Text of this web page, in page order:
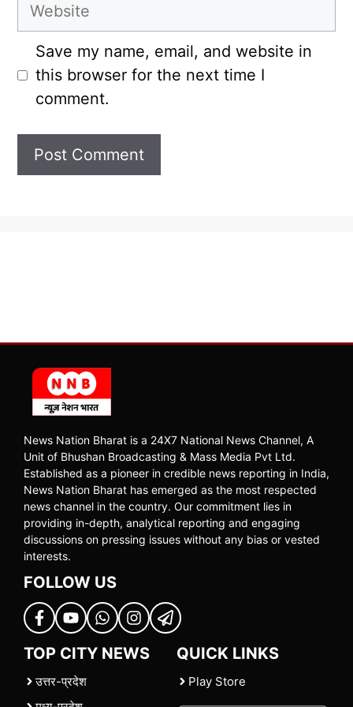
Save my name, email, and website in
this browser for the next time I
comment.
News Nation Bharat is a 24X7 National News Channel, A
Unit of Bhushan Broadcasting & Mass Media Pvt Ltd.
Established as a pioneer in credible news reporting in India,
News Nation Bharat has emerged as the most respected
news channel in the country. Our commitment lies in
providing in-depth, analytical reporting and engaging
discussions on pressing issues without any bias or vested
interests.
FOLLOW US
TOP CITY NEWS
उत्तर-प्रदेश
QUICK LINKS
Play Store